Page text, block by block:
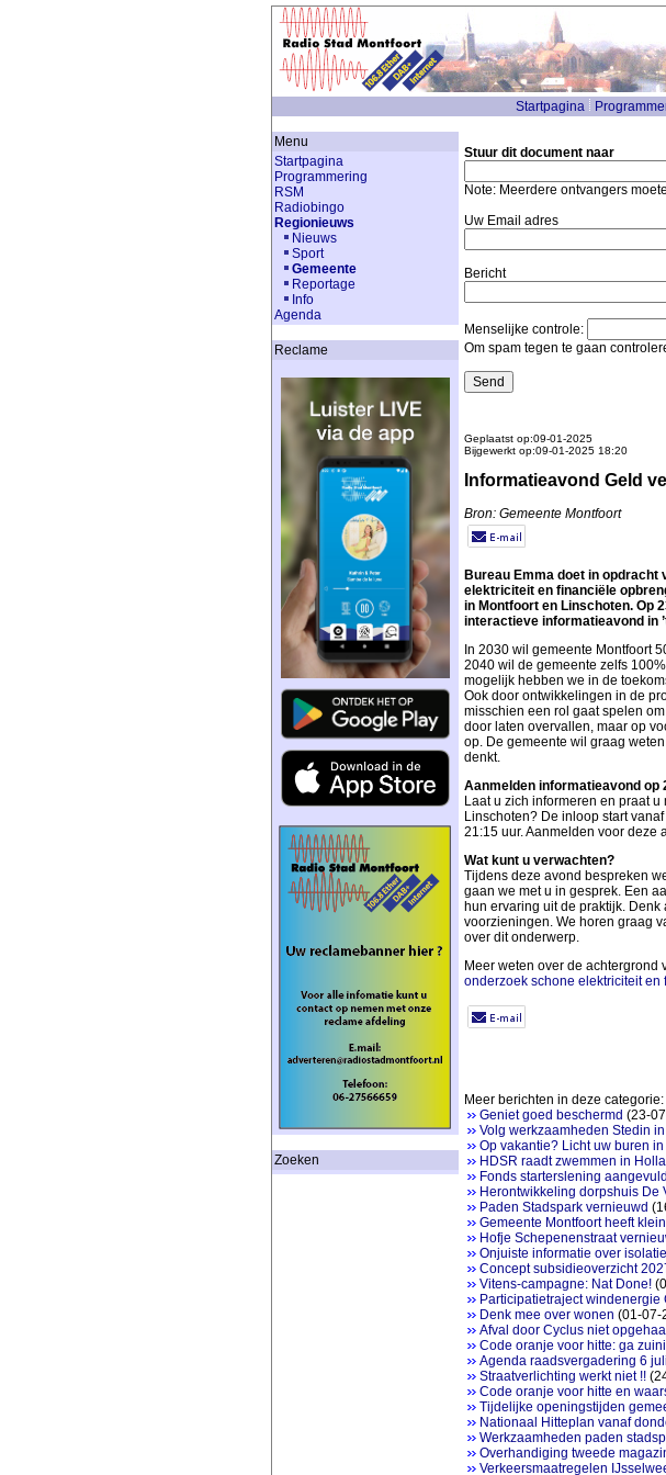
Startpagina
Menu
Startpagina
Programmering
RSM
Radiobingo
Regionieuws
Nieuws
Sport
Gemeente
Reportage
Info
Agenda
Reclame
Zoeken
Stuur dit document naar
Note: Meerdere ontvangers
Uw Email adres
Bericht
Menselijke controle:
Om spam tegen te gaan
Geplaatst op:09-01-2025
Bijgewerkt op:09-01-2025 18:20
Informatieavond Geld
Bron: Gemeente Montfoort
Bureau Emma doet in opdracht
elektriciteit en financiële
in Montfoort en Linschoten. Op
interactieve informatieavond in
In 2030 wil gemeente Montfoort
2040 wil de gemeente zelfs
mogelijk hebben we in de
Ook door ontwikkelingen in de
misschien een rol gaat spelen
door laten overvallen, maar op
op. De gemeente wil graag
denkt.
Aanmelden informatieavond op
Laat u zich informeren en praat
Linschoten? De inloop start
21:15 uur. Aanmelden voor deze
Wat kunt u verwachten?
Tijdens deze avond bespreken
gaan we met u in gesprek. Een
hun ervaring uit de praktijk.
voorzieningen. We horen graag
over dit onderwerp.
Meer weten over de achtergrond
onderzoek schone elektriciteit en
Meer berichten in deze categorie:
Geniet goed beschermd (23-
Volg werkzaamheden Stedin
Op vakantie? Licht uw buren in
HDSR raadt zwemmen in
Fonds starterslening aangevuld
Herontwikkeling dorpshuis De
Paden Stadspark vernieuwd
Gemeente Montfoort heeft
Hofje Schepenenstraat
Onjuiste informatie over
Concept subsidieoverzicht
Vitens-campagne: Nat Done!
Participatietraject windenergie
Denk mee over wonen (01-07-
Afval door Cyclus niet
Code oranje voor hitte: ga
Agenda raadsvergadering 6
Straatverlichting werkt niet !!
Code oranje voor hitte en
Tijdelijke openingstijden
Nationaal Hitteplan vanaf
Werkzaamheden paden
Overhandiging tweede
Verkeersmaatregelen